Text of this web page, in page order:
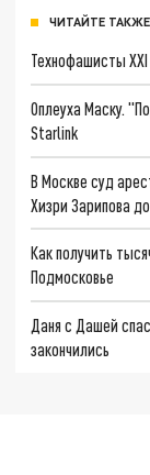
ЧИТАЙТЕ
Технофашисты XXI
Оплеуха Маску.
Starlink
В Москве суд
Хизри Зарипова
Как получить
Подмосковье
Даня с Дашей
закончились